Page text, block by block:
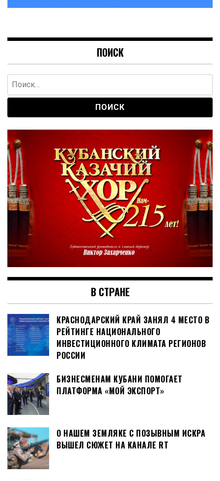
ПОИСК
Найти:
В СТРАНЕ
КРАСНОДАРСКИЙ КРАЙ ЗАНЯЛ 4 МЕСТО В
РЕЙТИНГЕ НАЦИОНАЛЬНОГО
ИНВЕСТИЦИОННОГО КЛИМАТА РЕГИОНОВ
РОССИИ
БИЗНЕСМЕНАМ КУБАНИ ПОМОГАЕТ
ПЛАТФОРМА «МОЙ ЭКСПОРТ»
О НАШЕМ ЗЕМЛЯКЕ С ПОЗЫВНЫМ ИСКРА
ВЫШЕЛ СЮЖЕТ НА КАНАЛЕ RT